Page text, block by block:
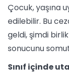
Çocuk, yaşına
edilebilir. Bu
geldi, şimdi
sonucunu
Sınıf içinde